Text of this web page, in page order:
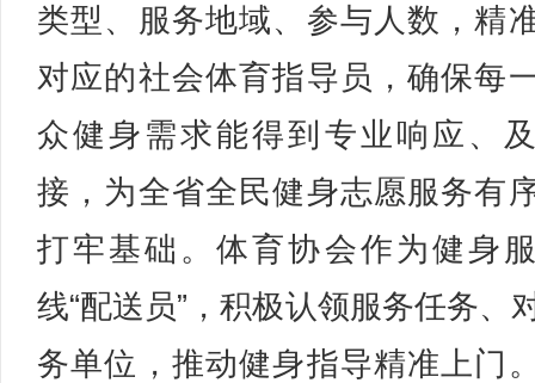
类型、服务地域、参与人数，精
对应的社会体育指导员，确保每
众健身需求能得到专业响应、
接，为全省全民健身志愿服务有
打牢基础。体育协会作为健身
线“配送员”，积极认领服务任务、
务单位，推动健身指导精准上门